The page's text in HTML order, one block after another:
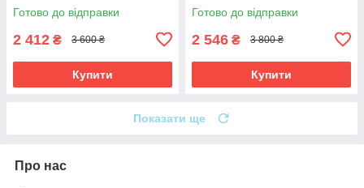
Готово до відправки
2 412 ₴ 3 600 ₴
Купити
Готово до відправки
2 546 ₴ 3 800 ₴
Купити
Показати ще
Про нас